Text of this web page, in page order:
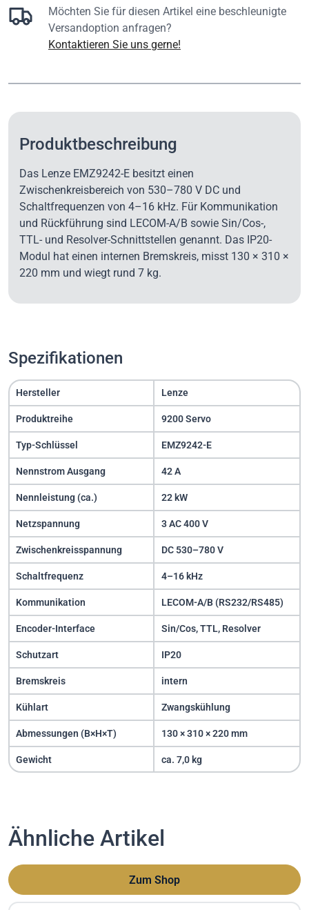
Möchten Sie für diesen Artikel eine beschleunigte
Versandoption anfragen?
Kontaktieren Sie uns gerne!
Produktbeschreibung
Das Lenze EMZ9242-E besitzt einen
Zwischenkreisbereich von 530–780 V DC und
Schaltfrequenzen von 4–16 kHz. Für Kommunikation
und Rückführung sind LECOM-A/B sowie Sin/Cos-,
TTL- und Resolver-Schnittstellen genannt. Das IP20-
Modul hat einen internen Bremskreis, misst 130 × 310 ×
220 mm und wiegt rund 7 kg.
Spezifikationen
Hersteller Lenze
Produktreihe 9200 Servo
Typ-Schlüssel EMZ9242-E
Nennstrom Ausgang 42 A
Nennleistung (ca.) 22 kW
Netzspannung 3 AC 400 V
Zwischenkreisspannung DC 530–780 V
Schaltfrequenz 4–16 kHz
Kommunikation LECOM-A/B (RS232/RS485)
Encoder-Interface Sin/Cos, TTL, Resolver
Schutzart IP20
Bremskreis intern
Kühlart Zwangskühlung
Abmessungen (B×H×T) 130 × 310 × 220 mm
Gewicht ca. 7,0 kg
Ähnliche Artikel
Zum Shop